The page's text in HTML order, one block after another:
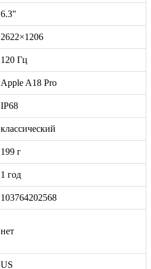
6.3"
2622×1206
120 Гц
Apple A18 Pro
IP68
классический
199 г
1 год
103764202568
нет
US